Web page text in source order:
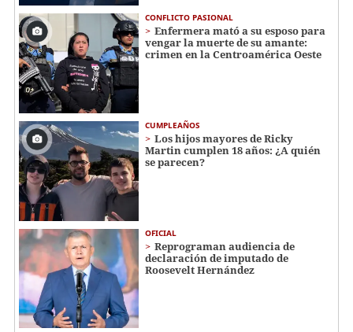
CONFLICTO PASIONAL
Enfermera mató a su esposo para
vengar la muerte de su amante:
crimen en la Centroamérica Oeste
CUMPLEAÑOS
Los hijos mayores de Ricky
Martin cumplen 18 años: ¿A quién
se parecen?
OFICIAL
Reprograman audiencia de
declaración de imputado de
Roosevelt Hernández